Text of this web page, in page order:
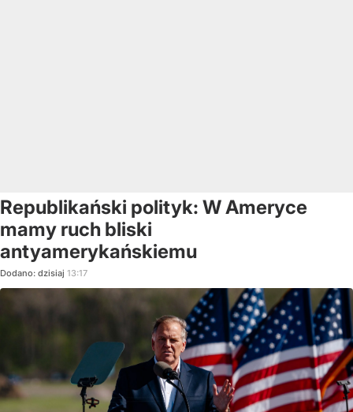
Republikański polityk: W Ameryce
mamy ruch bliski
antyamerykańskiemu
Dodano: dzisiaj 13:17